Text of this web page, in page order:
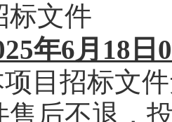
标文件
年6月 18 日
目 招标文件
售后不退，